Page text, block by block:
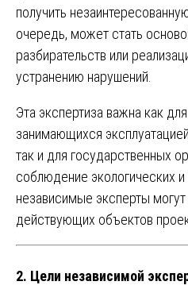
получить
очередь, может стать
разбирательств или
устранению нарушений.
Эта экспертиза важна как
занимающихся
так и для государственных
соблюдение экологических
независимые эксперты
действующих объектов
2. Цели независимой